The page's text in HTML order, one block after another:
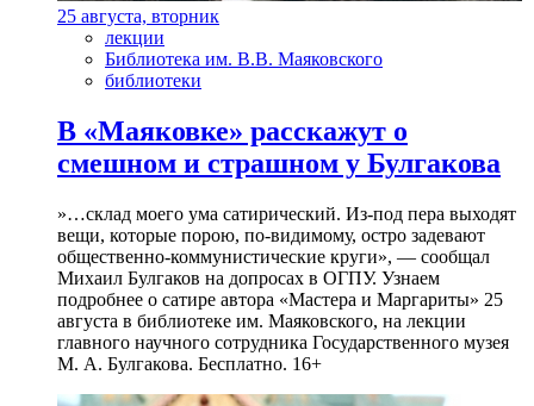
25 августа, вторник
лекции
Библиотека им. В.В. Маяковского
библиотеки
В «Маяковке» расскажут о
смешном и страшном у Булгакова
»…склад моего ума сатирический. Из-под пера выходят
вещи, которые порою, по-видимому, остро задевают
общественно-коммунистические круги», — сообщал
Михаил Булгаков на допросах в ОГПУ. Узнаем
подробнее о сатире автора «Мастера и Маргариты» 25
августа в библиотеке им. Маяковского, на лекции
главного научного сотрудника Государственного музея
М. А. Булгакова. Бесплатно. 16+